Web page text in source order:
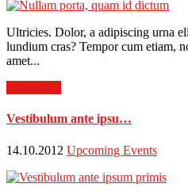
Ultricies. Dolor, a adipiscing urna
lundium cras? Tempor cum etiam,
amet...
Vestibulum ante ipsu…
14.10.2012 Upcoming Events